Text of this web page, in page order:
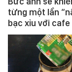
từng một lần
bạc xỉu với cafe